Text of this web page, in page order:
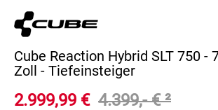
Cube Reaction Hybrid SLT 750 -
Zoll - Tiefeinsteiger
2.999,99 € 4.399,- €²